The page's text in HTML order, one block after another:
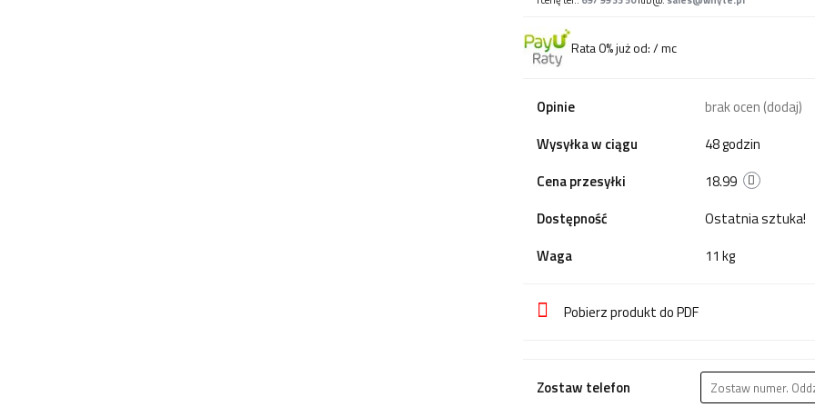
Rata 0% już od:/ mc
Opinie brak ocen (dodaj)
Wysyłka w ciągu
48 godzin
Cena przesyłki
18.99
Dostępność
Ostatnia sztuka!
Waga
11 kg
Pobierz produkt do PDF
Zostaw telefon